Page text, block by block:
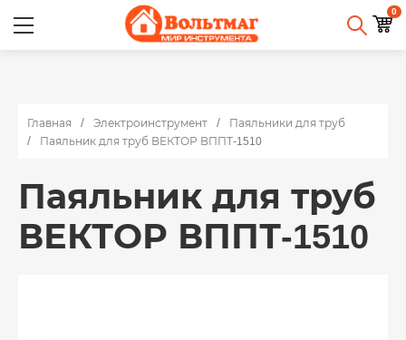
0
Главная Электроинструмент
Паяльники для труб
Паяльник для труб ВЕКТОР ВППТ-1510
Паяльник для труб
ВЕКТОР ВППТ-1510